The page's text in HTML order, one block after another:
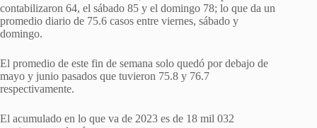
contabilizaron 64, el sábado 85 y el domingo 78; lo que da un
promedio diario de 75.6 casos entre viernes, sábado y
domingo.
El promedio de este fin de semana solo quedó por debajo de
mayo y junio pasados que tuvieron 75.8 y 76.7
respectivamente.
El acumulado en lo que va de 2023 es de 18 mil 032